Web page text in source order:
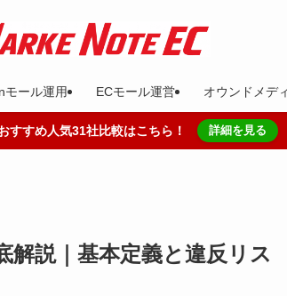
モール運用 ECモール運営 オウンドメデ
すすめ人気31社比較はこちら！ 詳細を見る
説｜基本定義と違反リス